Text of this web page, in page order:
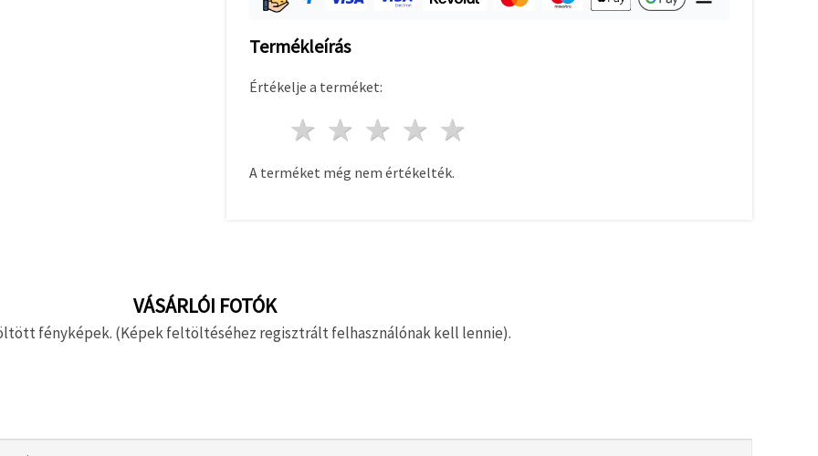
Termékleírás
Értékelje a terméket:
4 csillagok
3 csillagok
2 csillagok
1 csillag
A terméket még nem értékelték.
VÁSÁRLÓI FOTÓK
fényképek. (Képek feltöltéséhez regisztrált felhasználónak kell lennie).